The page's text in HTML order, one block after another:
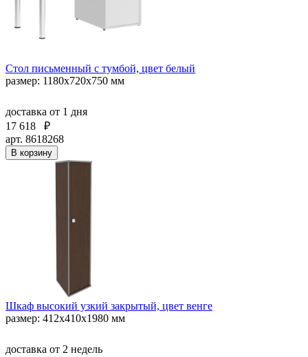
Стол письменный с тумбой, цвет белый
размер: 1180х720х750 мм
доставка от 1 дня
17 618
₽
арт. 8618268
В корзину
Шкаф высокий узкий закрытый, цвет венге
размер: 412х410х1980 мм
доставка от 2 недель